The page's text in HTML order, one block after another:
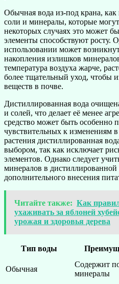
Обычная вода из-под крана,
соли и минералы, которые
некоторых случаях это может
элементы способствуют росту.
использовании может
накопления излишков
температура воздуха жарче,
более тщательный уход, чтобы
веществ в почве.
Дистиллированная вода
и солей, что делает её менее
средство может быть особенно
чувствительных к изменениям
растения дистиллированная
выбором, так как исключает
элементов. Однако следует
минералов в дистиллированной
дополнительного внесения
Читайте также: Как
ухаживать за яблоней
урожая и здоровья дерева
Тип воды
Обычная
Содержит
минералы